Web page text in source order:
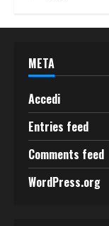
META
Accedi
Entries feed
Comments feed
WordPress.org